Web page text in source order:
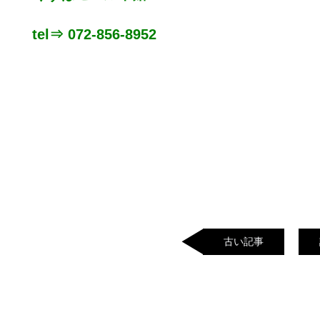
tel⇒ 072-856-8952
古い記事